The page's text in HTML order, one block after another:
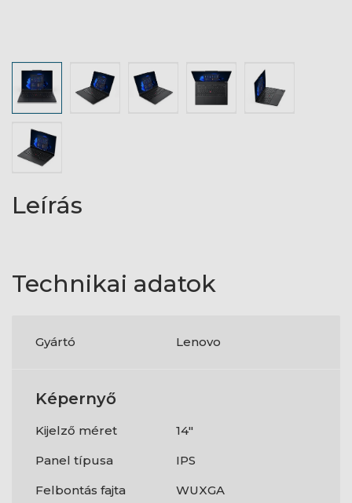
Leírás
Technikai adatok
Gyártó Lenovo
Képernyő
Kijelző méret
14"
Panel típusa
IPS
Felbontás fajta
WUXGA